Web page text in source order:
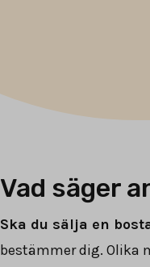
Vad säger
Ska du sälja en
bestämmer dig. Olika